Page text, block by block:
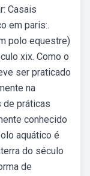
Casais
em paris:.
polo equestre)
xix. Como o
ser praticado
na
de práticas
conhecido
aquático é
do século
de